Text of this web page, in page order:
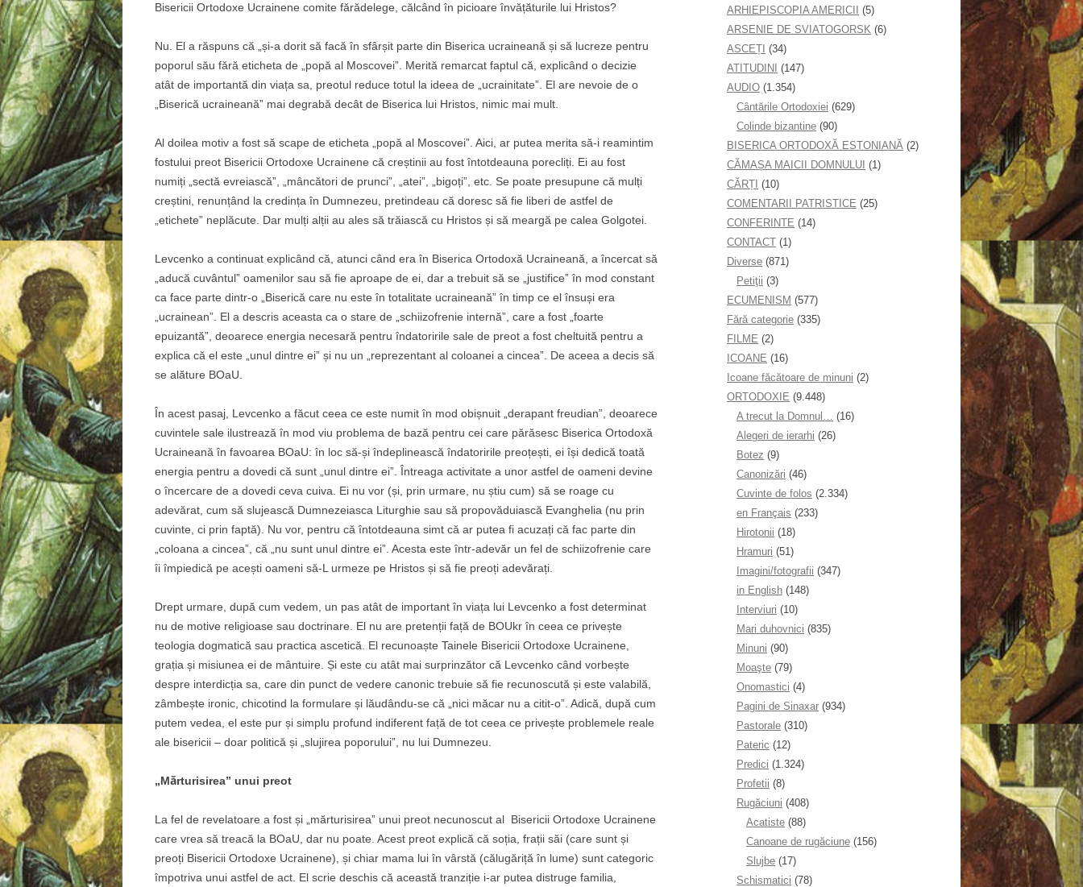
Bisericii Ortodoxe Ucrainene comite fărădelege, călcând în picioare învățăturile lui Hristos?
Nu. El a răspuns că „și-a dorit să facă în sfârșit parte din Biserica ucraineană și să lucreze pentru
poporul său fără eticheta de „popă al Moscovei”. Merită remarcat faptul că, explicând o decizie
atât de importantă din viața sa, preotul reduce totul la ideea de „ucrainitate”. El are nevoie de o
„Biserică ucraineană” mai degrabă decât de Biserica lui Hristos, nimic mai mult.
Al doilea motiv a fost să scape de eticheta „popă al Moscovei”. Aici, ar putea merita să-i reamintim
fostului preot Bisericii Ortodoxe Ucrainene că creștinii au fost întotdeauna porecliți. Ei au fost
numiți „sectă evreiască”, „mâncători de prunci”, „atei”, „bigoți”, etc. Se poate presupune că mulți
creștini, renunțând la credința în Dumnezeu, pretindeau că doresc să fie liberi de astfel de
„etichete” neplăcute. Dar mulți alții au ales să trăiască cu Hristos și să meargă pe calea Golgotei.
Levcenko a continuat explicând că, atunci când era în Biserica Ortodoxă Ucraineană, a încercat să
„aducă cuvântul” oamenilor sau să fie aproape de ei, dar a trebuit să se „justifice” în mod constant
ca face parte dintr-o „Biserică care nu este în totalitate ucraineană” în timp ce el însuși era
„ucrainean”. El a descris aceasta ca o stare de „schiizofrenie internă”, care a fost „foarte
epuizantă”, deoarece energia necesară pentru îndatoririle sale de preot a fost cheltuită pentru a
explica că el este „unul dintre ei” și nu un „reprezentant al coloanei a cincea”. De aceea a decis să
se alăture BOaU.
În acest pasaj, Levcenko a făcut ceea ce este numit în mod obișnuit „derapant freudian”, deoarece
cuvintele sale ilustrează în mod viu problema de bază pentru cei care părăsesc Biserica Ortodoxă
Ucraineană în favoarea BOaU: în loc să-și îndeplinească îndatoririle preoțești, ei își dedică toată
energia pentru a dovedi că sunt „unul dintre ei”. Întreaga activitate a unor astfel de oameni devine
o încercare de a dovedi ceva cuiva. Ei nu vor (și, prin urmare, nu știu cum) să se roage cu
adevărat, cum să slujească Dumnezeiasca Liturghie sau să propovăduiască Evanghelia (nu prin
cuvinte, ci prin faptă). Nu vor, pentru că întotdeauna simt că ar putea fi acuzați că fac parte din
„coloana a cincea”, că „nu sunt unul dintre ei”. Acesta este într-adevăr un fel de schiizofrenie care
îi împiedică pe acești oameni să-L urmeze pe Hristos și să fie preoți adevărați.
Drept urmare, după cum vedem, un pas atât de important în viața lui Levcenko a fost determinat
nu de motive religioase sau doctrinare. El nu are pretenții față de BOUkr în ceea ce privește
teologia dogmatică sau practica ascetică. El recunoaște Tainele Bisericii Ortodoxe Ucrainene,
grația și misiunea ei de mântuire. Și este cu atât mai surprinzător că Levcenko când vorbește
despre interdicția sa, care din punct de vedere canonic trebuie să fie recunoscută și este valabilă,
zâmbește ironic, chicotind la formulare și lăudându-se că „nici măcar nu a citit-o”. Adică, după cum
putem vedea, el este pur și simplu profund indiferent față de tot ceea ce privește problemele reale
ale bisericii – doar politică și „slujirea poporului”, nu lui Dumnezeu.
„Mărturisirea” unui preot
La fel de revelatoare a fost și „mărturisirea” unui preot necunoscut al Bisericii Ortodoxe Ucrainene
care vrea să treacă la BOaU, dar nu poate. Acest preot explică că soția, frații săi (care sunt și
preoți Bisericii Ortodoxe Ucrainene), și chiar mama lui în vârstă (călugăriță în lume) sunt categoric
împotriva unui astfel de act. El scrie deschis că această tranziție i-ar putea distruge familia,
ARHIEPISCOPIA AMERICII
(5)
ARSENIE DE SVIATOGORSK (6)
ASCEȚI (34)
ATITUDINI (147)
AUDIO (1.354)
Cântările Ortodoxiei (629)
Colinde bizantine (90)
BISERICA ORTODOXĂ ESTONIANĂ (2)
CĂMAȘA MAICII DOMNULUI (1)
CĂRȚI (10)
COMENTARII PATRISTICE (25)
CONFERINTE (14)
CONTACT (1)
Diverse (871)
Petiţii (3)
ECUMENISM (577)
Fără categorie (335)
FILME (2)
ICOANE (16)
Icoane făcătoare de minuni (2)
ORTODOXIE (9.448)
A trecut la Domnul… (16)
Alegeri de ierarhi (26)
Botez (9)
Canonizări (46)
Cuvinte de folos (2.334)
en Français (233)
Hirotonii (18)
Hramuri (51)
Imagini/fotografii (347)
in English (148)
Interviuri (10)
Mari duhovnici (835)
Minuni (90)
Moaşte (79)
Onomastici (4)
Pagini de Sinaxar (934)
Pastorale (310)
Pateric (12)
Predici (1.324)
Profetii (8)
Rugăciuni (408)
Acatiste (88)
Canoane de rugăciune (156)
Slujbe (17)
Schismatici (78)